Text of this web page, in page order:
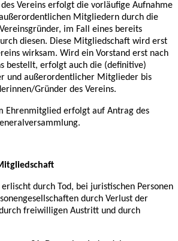
des Vereins erfolgt die vorläufige Aufnahme
Mitgliedern durch die
im Fall eines bereits
diesen. Diese Mitgliedschaft wird erst
wirksam. Wird ein Vorstand erst nach
bestellt, erfolgt auch die (definitive)
und außerordentlicher Mitglieder bis
Gründer des Vereins.
Ehrenmitglied erfolgt auf Antrag des
durch Tod, bei juristischen Personen
durch Verlust der
freiwilligen Austritt und durch